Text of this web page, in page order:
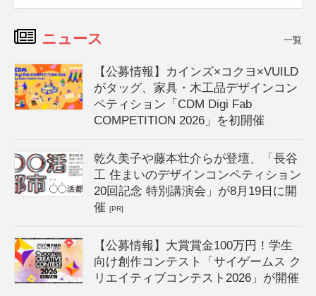
ニュース 一覧
【公募情報】カインズ×コクヨ×VUILD
がタッグ、家具・木工品デザインコン
ペティション「CDM Digi Fab
COMPETITION 2026」を初開催
乾久美子や藤本壮介らが登壇、「長谷
工 住まいのデザインコンペティション
20回記念 特別講演会」が8月19日に開
催[PR]
【公募情報】大賞賞金100万円！学生
向け創作コンテスト「サイゲームス ク
リエイティブコンテスト2026」が開催